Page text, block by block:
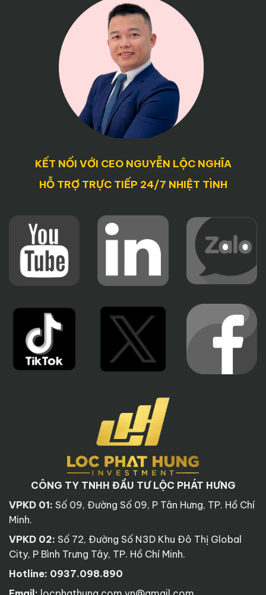
KẾT NỐI VỚI CEO NGUYỄN LỘC NGHĨA
HỖ TRỢ TRỰC TIẾP 24/7 NHIỆT TÌNH
CÔNG TY TNHH ĐẦU TƯ LỘC PHÁT HƯNG
VPKD 01: Số 09, Đường Số 09, P Tân Hưng, TP. Hồ Chí
Minh.
VPKD 02: Số 72, Đường Số N3D Khu Đô Thị Global
City, P Bình Trưng Tây, TP. Hồ Chí Minh.
Hotline: 0937.098.890